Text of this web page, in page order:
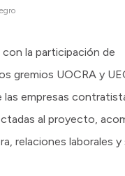
la participación de
gremios UOCRA y
las empresas
al proyecto,
relaciones laborales y